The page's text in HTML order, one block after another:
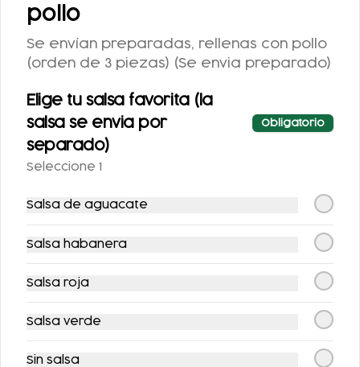
CHILAQUILES CON
MACIZA
$122.00
ENCHILADAS
RELLENAS CON
TACOS DE MACIZA
pollo
Se envían preparadas, rellenas con pollo
(orden de 3 piezas) (Se envia preparado)
Elige tu salsa favorita (la
salsa se envia por
separado)
Obligatorio
Seleccione 1
Salsa de aguacate
Salsa habanera
Salsa roja
Salsa verde
Sin salsa